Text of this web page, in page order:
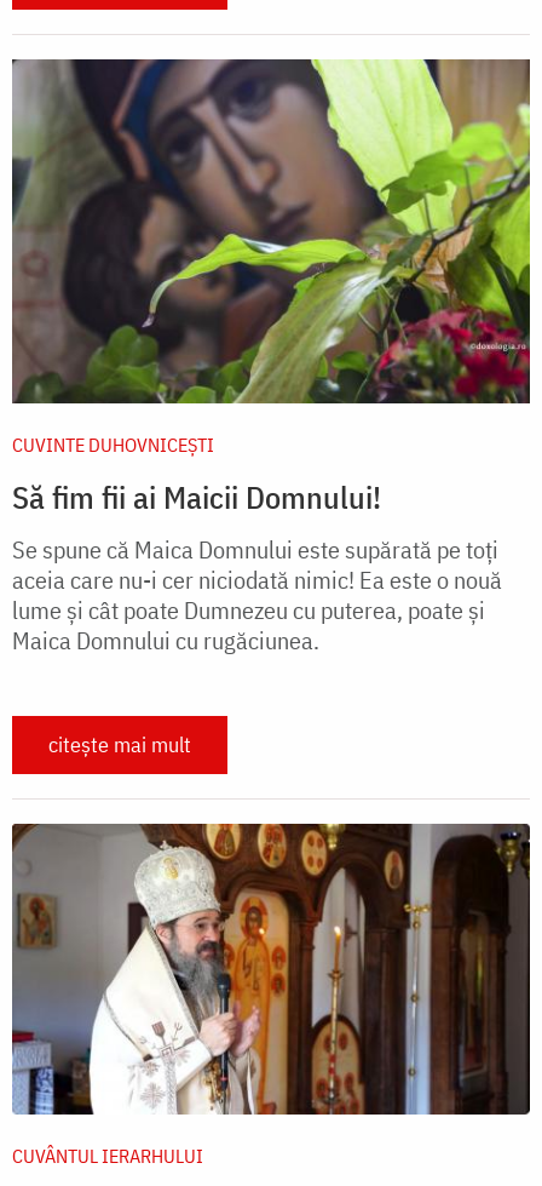
CUVINTE DUHOVNICEȘTI
Să fim fii ai Maicii Domnului!
Se spune că Maica Domnului este supărată pe toți
aceia care nu-i cer niciodată nimic! Ea este o nouă
lume și cât poate Dumnezeu cu puterea, poate și
Maica Domnului cu rugăciunea.
citește mai mult
CUVÂNTUL IERARHULUI